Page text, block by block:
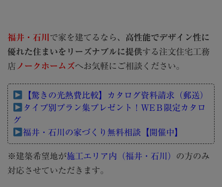
福井・石川 で家を建てるなら、 高性能でデザイン性に
優れた住まいをリーズナブルに提供する注文住宅工務
店 ノークホームズへお気軽にご相談ください。
【驚きの光熱費比較】カタログ資料請求（郵送）
タイプ別プラン集プレゼント！WEＢ限定カタロ
グ
福井・石川の家づくり無料相談【開催中】
※建築希望地が施工エリア内（福井・石川）
の方のみ
対応させていただきます。